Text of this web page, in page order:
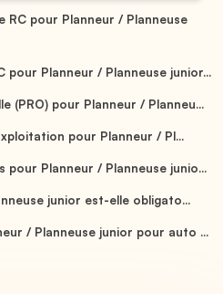
RC pour Planneur / Planneuse
pour Planneur / Planneuse junior...
(PRO) pour Planneur / Planneu...
pour Planneur / Pl...
Planneur / Planneuse junio...
junior est-elle obligato...
/ Planneuse junior pour auto ...